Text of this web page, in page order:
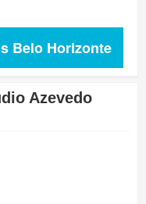
Belo Horizonte
Azevedo